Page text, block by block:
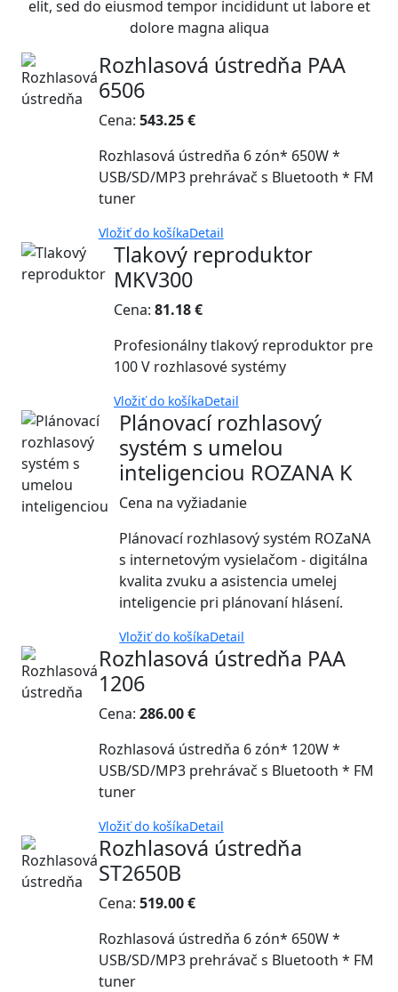
elit, sed do eiusmod tempor incididunt ut labore et
dolore magna aliqua
Rozhlasová ústredňa PAA
6506
Cena: 543.25 €
Rozhlasová ústredňa 6 zón* 650W *
USB/SD/MP3 prehrávač s Bluetooth * FM
tuner
Vložiť do košíkaDetail
Tlakový reproduktor
MKV300
Cena: 81.18 €
Profesionálny tlakový reproduktor pre
100 V rozhlasové systémy
Vložiť do košíkaDetail
Plánovací rozhlasový
systém s umelou
inteligenciou ROZANA K
Cena na vyžiadanie
Plánovací rozhlasový systém ROZaNA
s internetovým vysielačom - digitálna
kvalita zvuku a asistencia umelej
inteligencie pri plánovaní hlásení.
Vložiť do košíkaDetail
Rozhlasová ústredňa PAA
1206
Cena: 286.00 €
Rozhlasová ústredňa 6 zón* 120W *
USB/SD/MP3 prehrávač s Bluetooth * FM
tuner
Vložiť do košíkaDetail
Rozhlasová ústredňa
ST2650B
Cena: 519.00 €
Rozhlasová ústredňa 6 zón* 650W *
USB/SD/MP3 prehrávač s Bluetooth * FM
tuner